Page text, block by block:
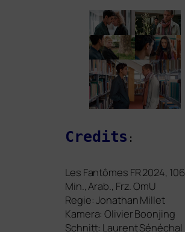
Credits :
Les Fantômes FR2024, 106
Min., Arab., Frz. OmU
Regie: Jonathan Millet
Kamera: Olivier Boonjing
Schnitt: Laurent Sénéchal